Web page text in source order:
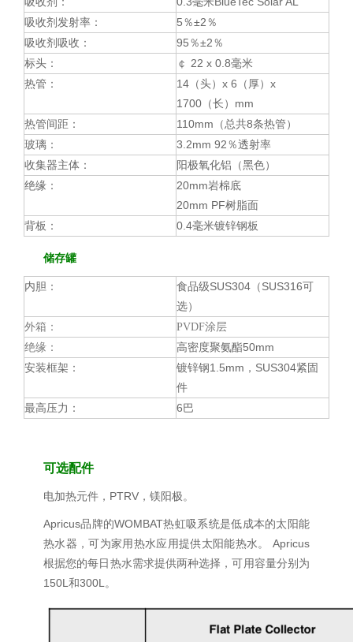
吸收剂发射率：
5％±2％
吸收剂吸收：
95％±2％
标头：
￠ 22 x 0.8毫米
热管：
14（头）x 6（厚）x
1700（长）mm
热管间距：
110mm（总共8条热管）
玻璃：
3.2mm 92％透射率
收集器主体：
阳极氧化铝（黑色）
绝缘：
20mm岩棉底
20mm PF树脂面
背板：
0.4毫米镀锌钢板
储存罐
内胆：
食品级SUS304（SUS316可
选）
外箱：
PVDF涂层
绝缘：
高密度聚氨酯50mm
安装框架：
镀锌钢1.5mm，SUS304紧固
件
最高压力：
6巴
可选配件
电加热元件，PTRV，镁阳极。
Apricus品牌的WOMBAT热虹吸系统是低成本的太阳能
热水器，可为家用热水应用提供太阳能热水。 Apricus
根据您的每日热水需求提供两种选择，可用容量分别为
150L和300L。